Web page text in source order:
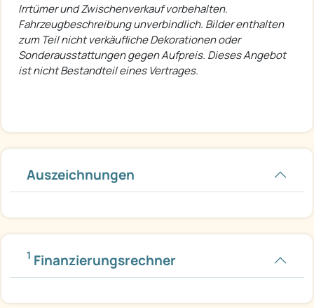
Irrtümer und Zwischenverkauf vorbehalten.
Fahrzeugbeschreibung unverbindlich. Bilder enthalten
zum Teil nicht verkäufliche Dekorationen oder
Sonderausstattungen gegen Aufpreis. Dieses Angebot
ist nicht Bestandteil eines Vertrages.
Auszeichnungen
1 Finanzierungsrechner